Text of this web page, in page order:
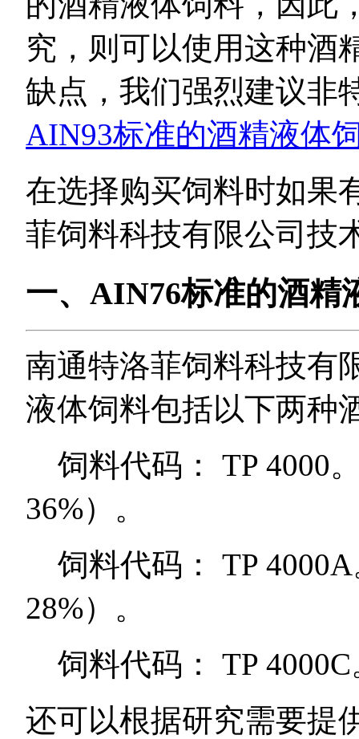
究，则可以使用这种酒
缺点，我们强烈建议非
AIN93标准的酒精液体
在选择购买饲料时如果
菲饲料科技有限公司技
一、AIN76标准的酒精
南通特洛菲饲料科技有
液体饲料包括以下两种
饲料代码： TP 4000
36%）。
饲料代码： TP
28%）。
饲料代码： TP
还可以根据研究需要提